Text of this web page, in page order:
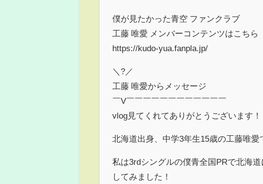
僕が見たかった青空 ファンクラブ
工藤 唯愛 メンバーコンテンツはこちら
https://kudo-yua.fanpla.jp/
＼?／
工藤 唯愛からメッセージ
￣V￣￣￣￣￣￣￣￣￣￣￣￣
vlog見てくれてありがとうございます！
北海道出身、中学3年生15歳の工藤唯愛
私は3rdシングルの僕青全国PRで北海
してみました！